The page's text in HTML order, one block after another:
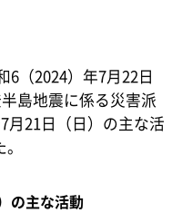
（2024）年7月22日
島地震に係る災害派
月21日（日）の主な活
の主な活動